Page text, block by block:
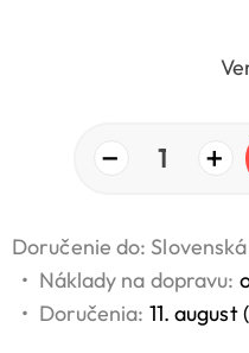
− 1 +
Doručenie do:
• Náklady na dopravu:
• Doručenia: 11. august